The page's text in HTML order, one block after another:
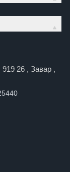
26 , Завар ,